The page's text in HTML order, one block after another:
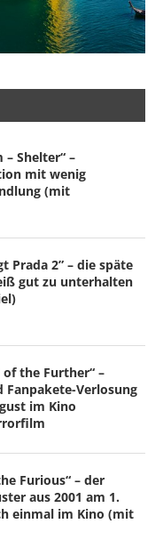
– Shelter“ –
mit wenig
(mit
Prada 2” – die späte
gut zu unterhalten
the Further“ –
Fanpakete-Verlosung
im Kino
Furious“ – der
aus 2001 am 1.
einmal im Kino (mit